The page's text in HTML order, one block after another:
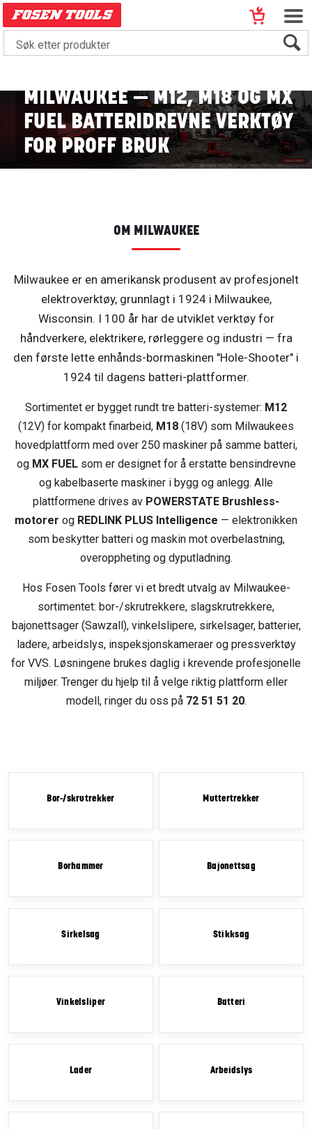
MILWAUKEE — M12, M18 OG MX
FUEL BATTERIDREVNE VERKTØY
FOR PROFF BRUK
OM MILWAUKEE
Milwaukee er en amerikansk produsent av profesjonelt
elektroverktøy, grunnlagt i 1924 i Milwaukee,
Wisconsin. I 100 år har de utviklet verktøy for
håndverkere, elektrikere, rørleggere og industri — fra
den første lette enhånds-bormaskinen "Hole-Shooter" i
1924 til dagens batteri-plattformer.
Sortimentet er bygget rundt tre batteri-systemer: M12
(12V) for kompakt finarbeid, M18 (18V) som Milwaukees
hovedplattform med over 250 maskiner på samme batteri,
og MX FUELsom er designet for å erstatte bensindrevne
og kabelbaserte maskiner i bygg og anlegg. Alle
plattformene drives av POWERSTATE Brushless-
motorer og REDLINK PLUS Intelligence — elektronikken
som beskytter batteri og maskin mot overbelastning,
overoppheting og dyputladning.
Hos Fosen Tools fører vi et bredt utvalg av Milwaukee-
sortimentet: bor-/skrutrekkere, slagskrutrekkere,
bajonettsager (Sawzall), vinkelslipere, sirkelsager, batterier,
ladere, arbeidslys, inspeksjonskameraer og pressverktøy
for VVS. Løsningene brukes daglig i krevende profesjonelle
miljøer. Trenger du hjelp til å velge riktig plattform eller
modell, ringer du oss på 72 51 51 20.
Bor-/skrutrekker Muttertrekker
Borhammer Bajonettsag
Sirkelsag Stikksag
Vinkelsliper Batteri
Lader Arbeidslys